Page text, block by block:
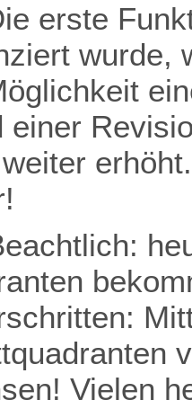
erste
wurde,
einer
Vielen